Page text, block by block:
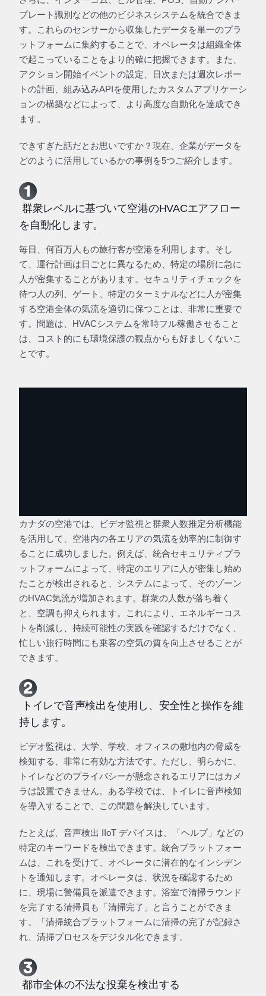
プレート識別などの他のビジネスシステムを統合できま
す。これらのセンサーから収集したデータを単一のプラ
ットフォームに集約することで、オペレータは組織全体
で起こっていることをより的確に把握できます。また、
アクション開始イベントの設定、日次または週次レポー
トの計画、組み込みAPIを使用したカスタムアプリケーシ
ョンの構築などによって、より高度な自動化を達成でき
ます。
できすぎた話だとお思いですか？現在、企業がデータを
どのように活用しているかの事例を5つご紹介します。
群衆レベルに基づいて空港のHVACエアフロー
を自動化します。
毎日、何百万人もの旅行客が空港を利用します。そし
て、運行計画は日ごとに異なるため、特定の場所に急に
人が密集することがあります。セキュリティチェックを
待つ人の列、ゲート、特定のターミナルなどに人が密集
する空港全体の気流を適切に保つことは、非常に重要で
す。問題は、HVACシステムを常時フル稼働させること
は、コスト的にも環境保護の観点からも好ましくないこ
とです。
カナダの空港では、ビデオ監視と群衆人数推定分析機能
を活用して、空港内の各エリアの気流を効率的に制御す
ることに成功しました。例えば、統合セキュリティプラ
ットフォームによって、特定のエリアに人が密集し始め
たことが検出されると、システムによって、そのゾーン
のHVAC気流が増加されます。群衆の人数が落ち着く
と、空調も抑えられます。これにより、エネルギーコス
トを削減し、持続可能性の実践を確認するだけでなく、
忙しい旅行時間にも乗客の空気の質を向上させることが
できます。
トイレで音声検出を使用し、安全性と操作を維
持します。
ビデオ監視は、大学、学校、オフィスの敷地内の脅威を
検知する、非常に有効な方法です。ただし、明らかに、
トイレなどのプライバシーが懸念されるエリアにはカメ
ラは設置できません。ある学校では、トイレに音声検知
を導入することで、この問題を解決しています。
たとえば、音声検出 IIoT デバイスは、「ヘルプ」などの
特定のキーワードを検出できます。統合プラットフォー
ムは、これを受けて、オペレータに潜在的なインシデン
トを通知します。オペレータは、状況を確認するため
に、現場に警備員を派遣できます。浴室で清掃ラウンド
を完了する清掃員も「清掃完了」と言うことができま
す。「清掃統合プラットフォームに清掃の完了が記録さ
れ、清掃プロセスをデジタル化できます。
都市全体の不法な投棄を検出する